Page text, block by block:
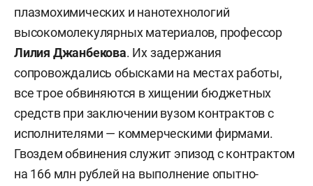
плазмохимических и нанотехнологий
высокомолекулярных материалов, профессор
Лилия Джанбекова. Их задержания
сопровождались обысками на местах работы,
все трое обвиняются в хищении бюджетных
средств при заключении вузом контрактов с
исполнителями — коммерческими фирмами.
Гвоздем обвинения служит эпизод с контрактом
на 166 млн рублей на выполнение опытно-